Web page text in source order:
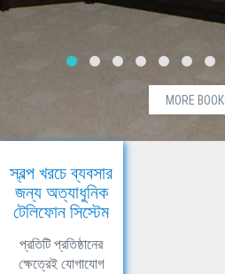
MORE
স্বল্প খরচে ব্যবসার
জন্য অত্যাধুনিক
টেলিফোন সিস্টেম
প্রতিটি প্রতিষ্ঠানের
ক্ষেত্রেই যোগাযোগ